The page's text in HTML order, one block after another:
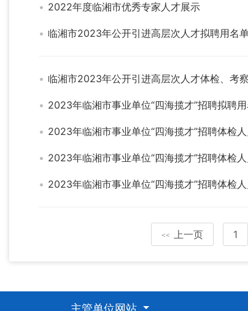
2022年度临湘市优秀专家人才展示
临湘市2023年公开引进高层次人才拟聘用名
临湘市2023年公开引进高层次人才体检、考
2023年临湘市事业单位“四海揽才”招聘拟聘
2023年临湘市事业单位“四海揽才”招聘体检
2023年临湘市事业单位“四海揽才”招聘体检
2023年临湘市事业单位“四海揽才”招聘体检
<< 上一页 1
主管单位网站